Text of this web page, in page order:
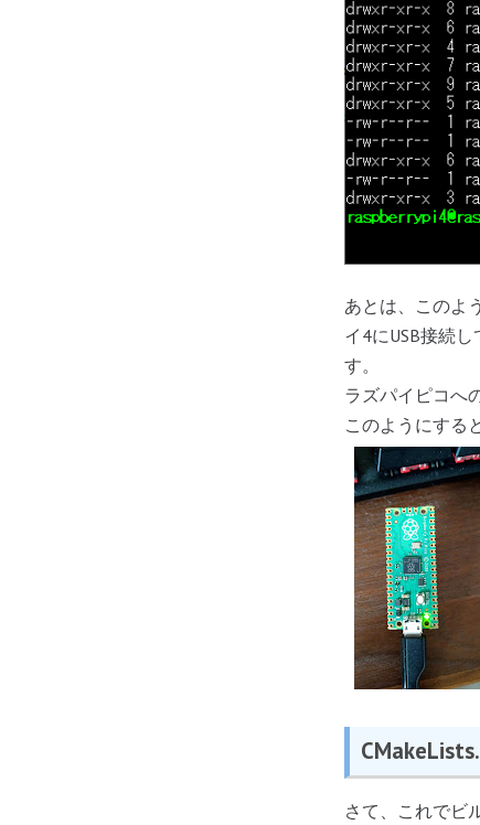
あとは、このよ
イ4にUSB接続し
す。
ラズパイピコへ
このようにする
さて、これでビ